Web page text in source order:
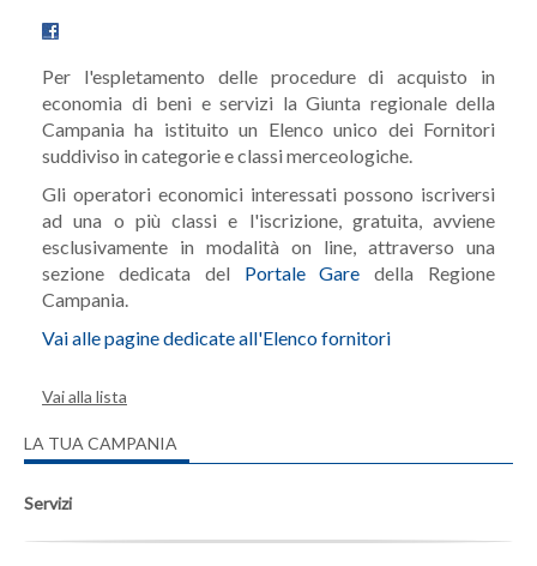
Per l'espletamento delle procedure di acquisto in
economia di beni e servizi la Giunta regionale della
Campania ha istituito un Elenco unico dei Fornitori
suddiviso in categorie e classi merceologiche.
Gli operatori economici interessati possono iscriversi
ad una o più classi e l'iscrizione, gratuita, avviene
esclusivamente in modalità on line, attraverso una
sezione dedicata del Portale Gare della Regione
Campania.
Vai alle pagine dedicate all'Elenco fornitori
Vai alla lista
LA TUA CAMPANIA
Servizi